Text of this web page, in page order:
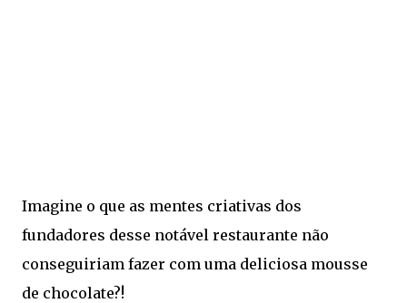
Imagine o que as mentes criativas dos
fundadores desse notável restaurante não
conseguiriam fazer com uma deliciosa mousse
de chocolate?!